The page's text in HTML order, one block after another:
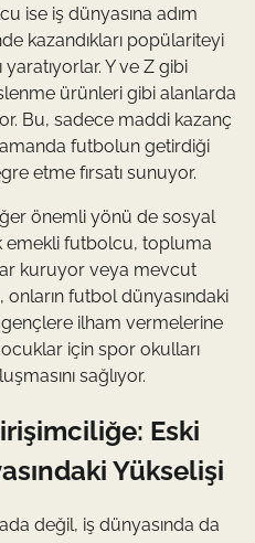
ise iş dünyasına adım
kazandıkları popülariteyi
Y ve Z gibi
ürünleri gibi alanlarda
Bu, sadece maddi kazanç
futbolun getirdiği
etme fırsatı sunuyor.
önemli yönü de sosyal
futbolcu, topluma
kuruyor veya mevcut
futbol dünyasındaki
ilham vermelerine
için spor okulları
sağlıyor.
Eski
Yükselişi
değil, iş dünyasında da